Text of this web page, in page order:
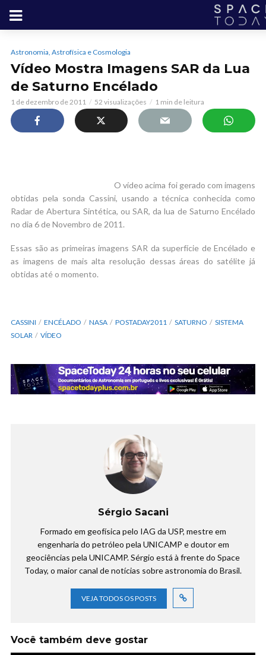
Astronomia, Astrofísica e Cosmologia
Vídeo Mostra Imagens SAR da Lua
de Saturno Encélado
1 de dezembro de 2011 52 visualizações 1 min de leitura
O vídeo acima foi gerado com imagens
obtidas pela sonda Cassini, usando a técnica conhecida como
Radar de Abertura Sintética, ou SAR, da lua de Saturno Encélado
no dia 6 de Novembro de 2011.
Essas são as primeiras imagens SAR da superfície de Encélado e
as imagens de mais alta resolução dessas áreas do satélite já
obtidas até o momento.
CASSINI ENCÉLADO NASA POSTADAY2011 SATURNO
SISTEMA
SOLAR
VÍDEO
Sérgio Sacani
Formado em geofísica pelo IAG da USP, mestre em
engenharia do petróleo pela UNICAMP e doutor em
geociências pela UNICAMP. Sérgio está à frente do Space
Today, o maior canal de notícias sobre astronomia do Brasil.
VEJA TODOS OS POSTS
Você também deve gostar